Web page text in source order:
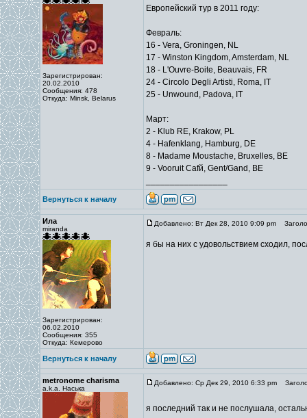
Зарегистрирован:
20.02.2010
Сообщения: 478
Откуда: Minsk, Belarus
Европейский тур в 2011 году:
Февраль:
16 - Vera, Groningen, NL
17 - Winston Kingdom, Amsterdam, NL
18 - L'Ouvre-Boite, Beauvais, FR
24 - Circolo Degli Artisti, Roma, IT
25 - Unwound, Padova, IT
Март:
2 - Klub RE, Krakow, PL
4 - Hafenklang, Hamburg, DE
8 - Madame Moustache, Bruxelles, BE
9 - Vooruit Cafй, Gent/Gand, BE
Вернуться к началу
Ила
miranda
Зарегистрирован:
06.02.2010
Сообщения: 355
Откуда: Кемерово
Добавлено: Вт Дек 28, 2010 9:09 pm
я бы на них с удовольствием сходил,
Вернуться к началу
metronome charisma
a.k.a. Наська
Добавлено: Ср Дек 29, 2010 6:33 pm
я последний так и не послушала,